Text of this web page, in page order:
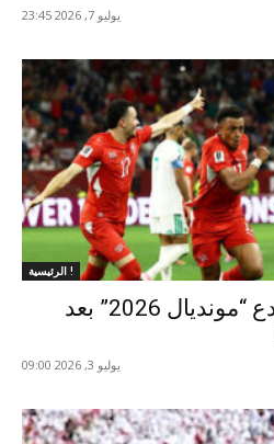
يوليو 7, 2026 23:45
الرئيسية !
المنتخب الجزائري يودع “مونديال 2026” بعد
يوليو 3, 2026 09:00